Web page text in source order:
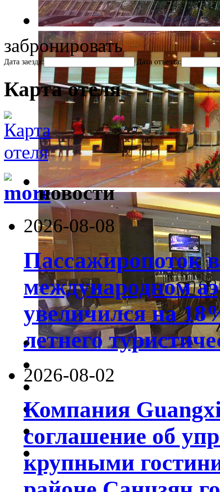
забронировать
Дата заезда: Дата отъезда:
Карта отеля
новости
2026-08-08
Пассажиропоток
международном
увеличился на
летнего
2026-08-02
Компания
соглашение об
крупными